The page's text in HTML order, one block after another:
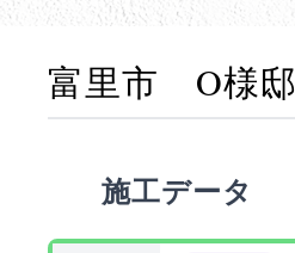
富里市 O様邸
施工データ